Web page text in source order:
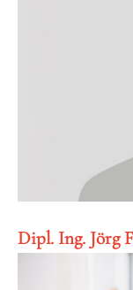
Dipl. Ing. Jörg